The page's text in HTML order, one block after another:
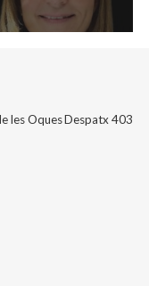
les OquesDespatx 403